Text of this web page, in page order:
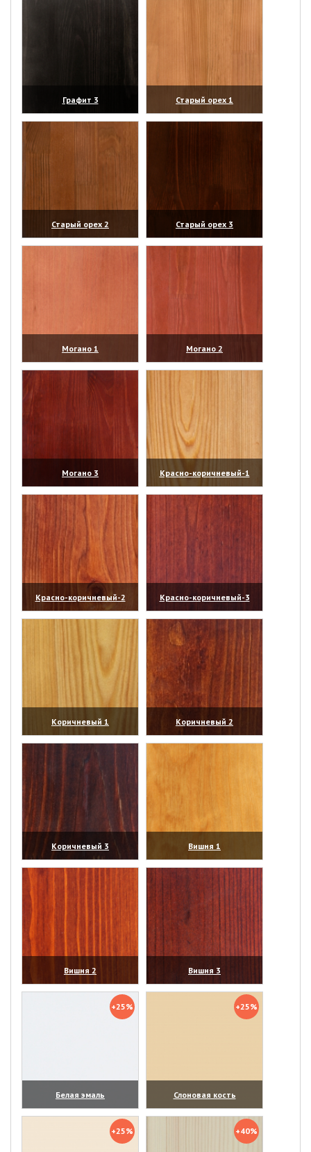
Графит 3
(увеличить)
Старый орех 1
(увеличить)
Старый орех 2
(увеличить)
Старый орех 3
(увеличить)
Могано 1
(увеличить)
Могано 2
(увеличить)
Могано 3
(увеличить)
Красно-коричневый-1
(увеличить)
Красно-коричневый-2
(увеличить)
Красно-коричневый-3
(увеличить)
Коричневый 1
(увеличить)
Коричневый 2
(увеличить)
Коричневый 3
(увеличить)
Вишня 1
(увеличить)
Вишня 2
(увеличить)
Вишня 3
(увеличить)
+25%
Белая эмаль
(увеличить)
+25%
Слоновая кость
(увеличить)
+25%
+40%